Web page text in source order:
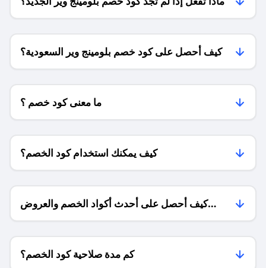
كيف أحصل على كود خصم بلومينج وير السعودية؟
ما معنى كود خصم ؟
كيف يمكنك استخدام كود الخصم؟
كيف أحصل على أحدث أكواد الخصم والعروض
للمتاجر؟
كم مدة صلاحية كود الخصم؟